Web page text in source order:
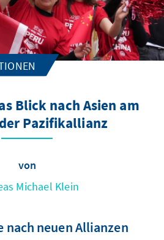
Blick nach Asien am
Pazifikallianz
von
Michael Klein
nach neuen Allianzen